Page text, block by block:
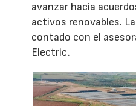
avanzar hacia
activos renovables.
contado con el
Electric.